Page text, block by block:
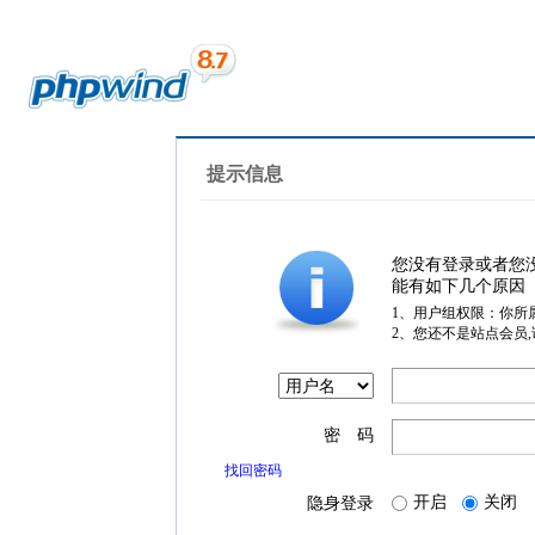
提示信息
您没有登录或者您
能有如下几个原因
1、用户组权限：你所
2、您还不是站点会员
密 码
找回密码
隐身登录 开启 关闭